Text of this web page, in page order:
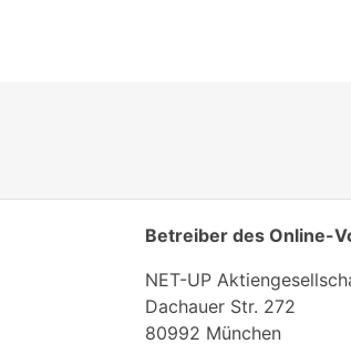
Betreiber des Online-
NET-UP
Dachauer Str. 272
80992 München